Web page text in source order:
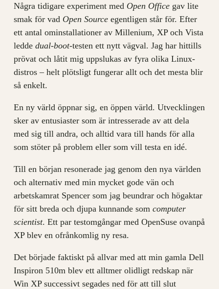
Några tidigare experiment med Open Office gav lite
smak för vad Open Source egentligen står för. Efter
ett antal ominstallationer av Millenium, XP och Vista
ledde dual-boot-testen ett nytt vägval. Jag har hittills
prövat och låtit mig uppslukas av fyra olika Linux-
distros – helt plötsligt fungerar allt och det mesta blir
så enkelt.
En ny värld öppnar sig, en öppen värld. Utvecklingen
sker av entusiaster som är intresserade av att dela
med sig till andra, och alltid vara till hands för alla
som stöter på problem eller som vill testa en idé.
Till en början resonerade jag genom den nya världen
och alternativ med min mycket gode vän och
arbetskamrat Spencer som jag beundrar och högaktar
för sitt breda och djupa kunnande som computer
scientist. Ett par testomgångar med OpenSuse ovanpå
XP blev en ofrånkomlig ny resa.
Det började faktiskt på allvar med att min gamla Dell
Inspiron 510m blev ett alltmer olidligt redskap när
Win XP successivt segades ned för att till slut